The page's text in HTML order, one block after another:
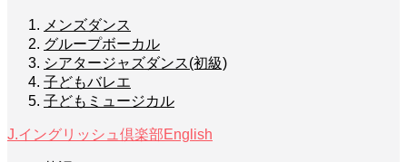
メンズダンス
グループボーカル
シアタージャズダンス(初級)
子どもバレエ
子どもミュージカル
J.イングリッシュ倶楽部English